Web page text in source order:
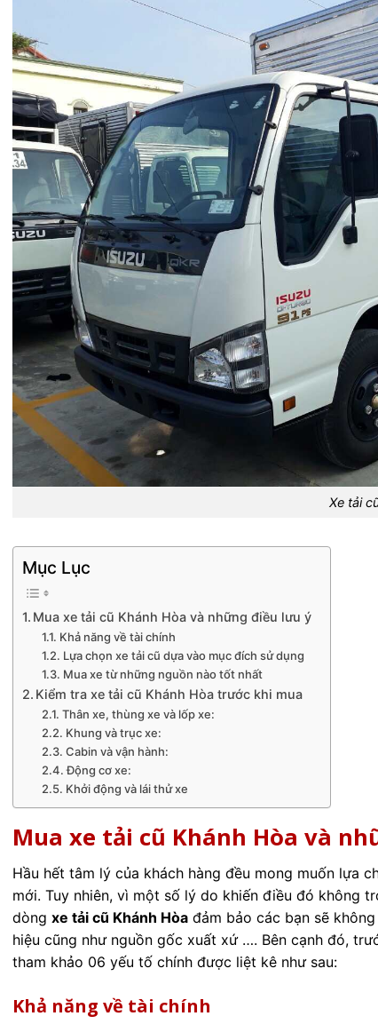
Xe tải
Mục Lục
Mua xe tải cũ Khánh Hòa và những điều lưu ý
Khả năng về tài chính
Lựa chọn xe tải cũ dựa vào mục đích sử dụng
Mua xe từ những nguồn nào tốt nhất
Kiểm tra xe tải cũ Khánh Hòa trước khi mua
Thân xe, thùng xe và lốp xe:
Khung và trục xe:
Cabin và vận hành:
Động cơ xe:
Khởi động và lái thử xe
Mua xe tải cũ Khánh Hòa và
Hầu hết tâm lý của khách hàng đều mong muốn lựa
mới. Tuy nhiên, vì một số lý do khiến điều đó không
dòng xe tải cũ Khánh Hòađảm bảo các bạn sẽ
hiệu cũng như nguồn gốc xuất xứ …. Bên cạnh đó,
tham khảo 06 yếu tố chính được liệt kê như sau:
Khả năng về tài chính